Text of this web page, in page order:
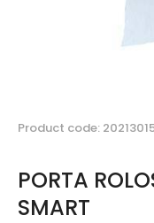
Product code:
PORTA
SMART